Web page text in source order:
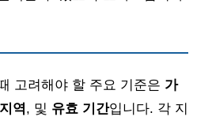
고려해야 할 주요 기준은 가
역, 및 유효 기간입니다. 각 지